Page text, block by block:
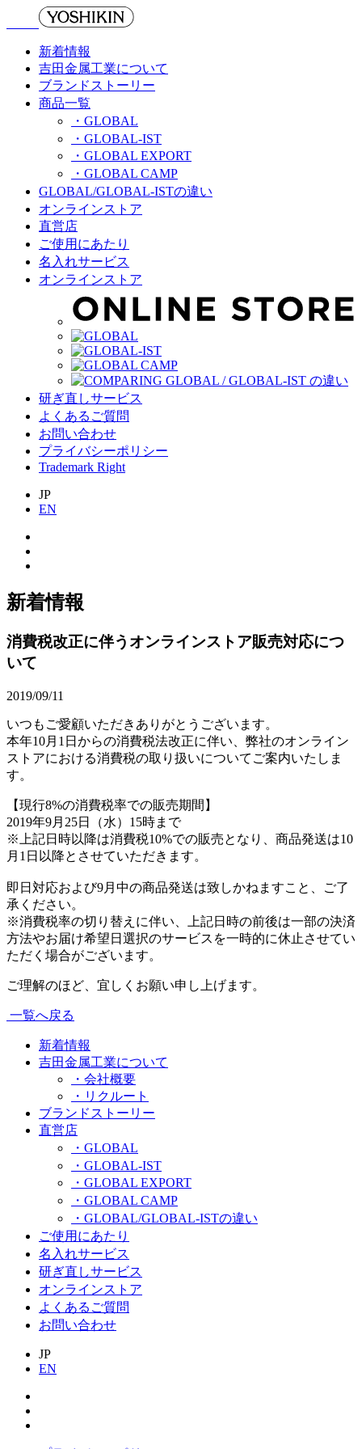
新着情報
吉田金属工業について
ブランドストーリー
商品一覧
・GLOBAL
・GLOBAL-IST
・GLOBAL EXPORT
・GLOBAL CAMP
GLOBAL/GLOBAL-ISTの違い
オンラインストア
直営店
ご使用にあたり
名入れサービス
オンラインストア
研ぎ直しサービス
よくあるご質問
お問い合わせ
プライバシーポリシー
Trademark Right
JP
EN
新着情報
消費税改正に伴うオンラインストア販売対応につ
いて
2019/09/11
いつもご愛顧いただきありがとうございます。
本年10月1日からの消費税法改正に伴い、弊社のオンライン
ストアにおける消費税の取り扱いについてご案内いたしま
す。
【現行8%の消費税率での販売期間】
2019年9月25日（水）15時まで
※上記日時以降は消費税10%での販売となり、商品発送は10
月1日以降とさせていただきます。
即日対応および9月中の商品発送は致しかねますこと、ご了
承ください。
※消費税率の切り替えに伴い、上記日時の前後は一部の決済
方法やお届け希望日選択のサービスを一時的に休止させてい
ただく場合がございます。
ご理解のほど、宜しくお願い申し上げます。
一覧へ戻る
新着情報
吉田金属工業について
・会社概要
・リクルート
ブランドストーリー
直営店
・GLOBAL
・GLOBAL-IST
・GLOBAL EXPORT
・GLOBAL CAMP
・GLOBAL/GLOBAL-ISTの違い
ご使用にあたり
名入れサービス
研ぎ直しサービス
オンラインストア
よくあるご質問
お問い合わせ
JP
EN